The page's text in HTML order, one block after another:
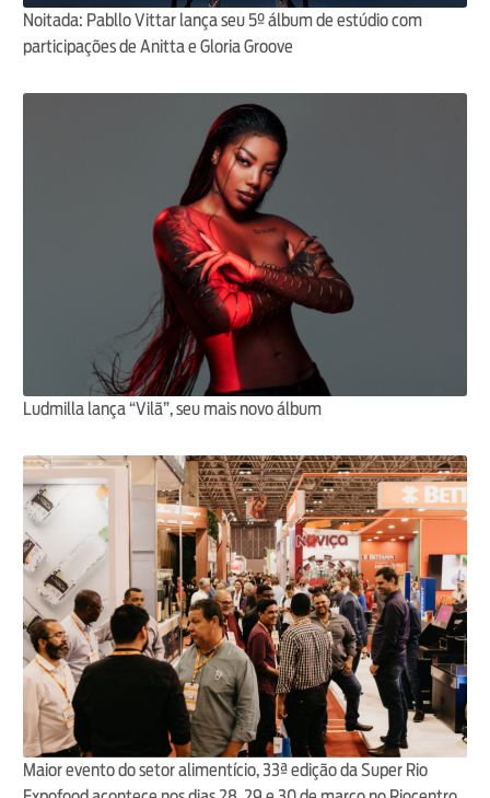
Noitada: Pabllo Vittar lança seu 5º álbum de estúdio com
participações de Anitta e Gloria Groove
Ludmilla lança “Vilã”, seu mais novo álbum
Maior evento do setor alimentício, 33ª edição da Super Rio